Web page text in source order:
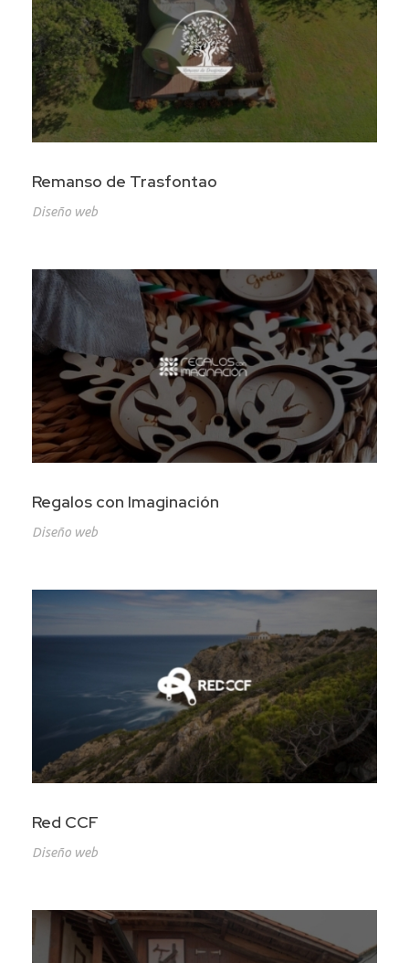
Remanso de Trasfontao
Diseño web
Regalos con Imaginación
Diseño web
Red CCF
Diseño web